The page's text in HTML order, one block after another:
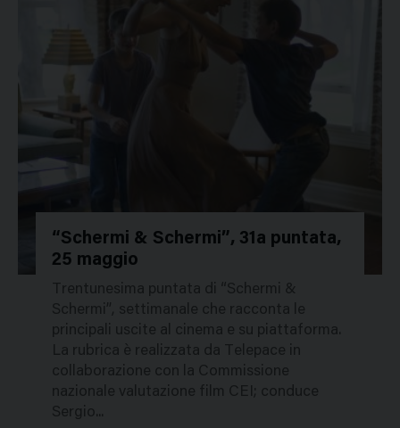
331109
“Schermi & Schermi”, 31a puntata,
25 maggio
Trentunesima puntata di “Schermi &
Schermi”, settimanale che racconta le
principali uscite al cinema e su piattaforma.
La rubrica è realizzata da Telepace in
collaborazione con la Commissione
nazionale valutazione film CEI; conduce
Sergio...